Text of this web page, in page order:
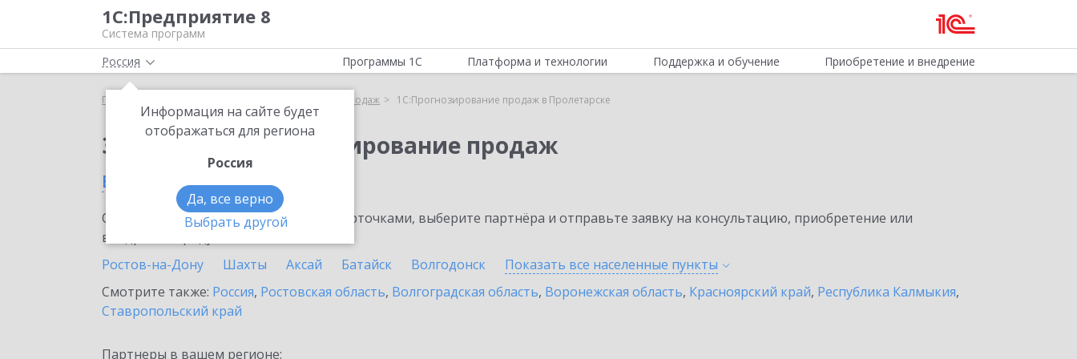
1С:Предприятие 8
Система программ
Россия
Информация на сайте будет
отображаться для региона
Россия
Да, все верно
Выбрать другой
Программы 1С Платформа и технологии Поддержка и обучение Приобретение и внедрение
Главная 1С:Прогнозирование продаж 1С:Прогнозирование продаж в Пролетарске
Заказать 1С:Прогнозирование продаж
в Пролетарске
Ознакомьтесь с информационными карточками, выберите партнёра и отправьте заявку на консультацию, приобретение или
внедрение продукта.
Ростов-на-Дону
Шахты Аксай Батайск Волгодонск Показать все населенные пункты
Смотрите также: Россия, Ростовская область, Волгоградская область, Воронежская область, Красноярский край, Республика Калмыкия,
Ставропольский край
Партнеры в вашем регионе: